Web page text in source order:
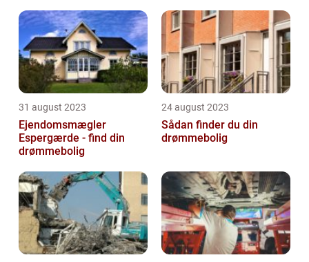
31 august 2023
Ejendomsmægler
Espergærde - find din
drømmebolig
24 august 2023
Sådan finder du din
drømmebolig